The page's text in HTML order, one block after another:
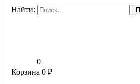
Найти:
0
Корзина 0 ₽